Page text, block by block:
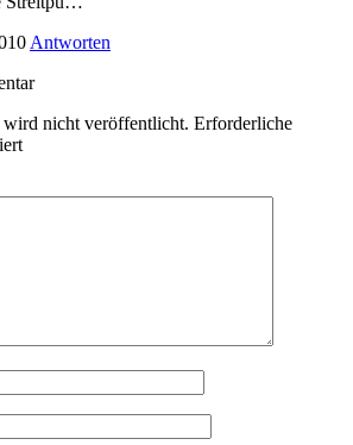
Antworten
nicht veröffentlicht. Erforderliche